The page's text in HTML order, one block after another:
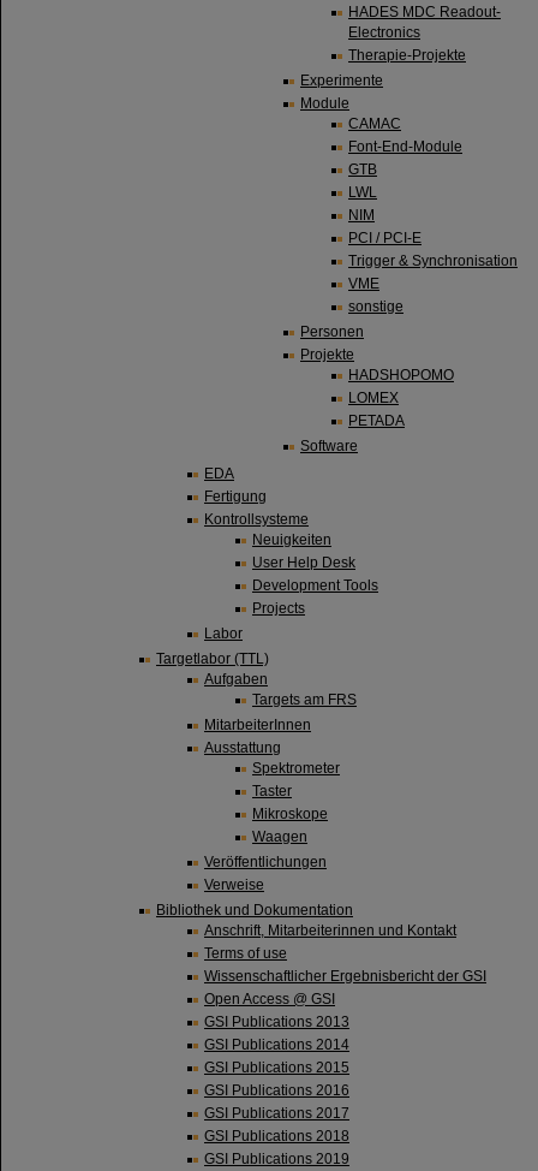
HADES MDC Readout-
Electronics
Therapie-Projekte
Experimente
Module
CAMAC
Font-End-Module
GTB
LWL
NIM
PCI / PCI-E
Trigger & Synchronisation
VME
sonstige
Personen
Projekte
HADSHOPOMO
LOMEX
PETADA
Software
EDA
Fertigung
Kontrollsysteme
Neuigkeiten
User Help Desk
Development Tools
Projects
Labor
Targetlabor (TTL)
Aufgaben
Targets am FRS
MitarbeiterInnen
Ausstattung
Spektrometer
Taster
Mikroskope
Waagen
Veröffentlichungen
Verweise
Bibliothek und Dokumentation
Anschrift, Mitarbeiterinnen und Kontakt
Terms of use
Wissenschaftlicher Ergebnisbericht der GSI
Open Access @ GSI
GSI Publications 2013
GSI Publications 2014
GSI Publications 2015
GSI Publications 2016
GSI Publications 2017
GSI Publications 2018
GSI Publications 2019